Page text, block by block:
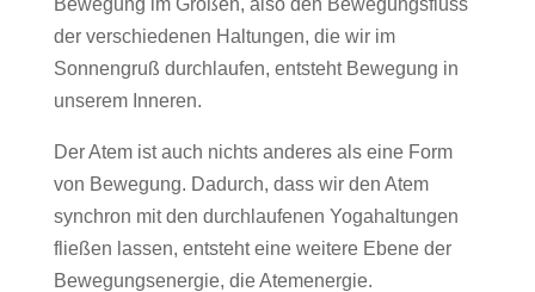
Bewegung im Großen, also den Bewegungsfluss
der verschiedenen Haltungen, die wir im
Sonnengruß durchlaufen, entsteht Bewegung in
unserem Inneren.
Der Atem ist auch nichts anderes als eine Form
von Bewegung. Dadurch, dass wir den Atem
synchron mit den durchlaufenen Yogahaltungen
fließen lassen, entsteht eine weitere Ebene der
Bewegungsenergie, die Atemenergie.